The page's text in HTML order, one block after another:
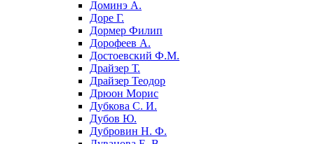
Доминэ А.
Доре Г.
Дормер Филип
Дорофеев А.
Достоевский Ф.М.
Драйзер Т.
Драйзер Теодор
Дрюон Морис
Дубкова С. И.
Дубов Ю.
Дубровин Н. Ф.